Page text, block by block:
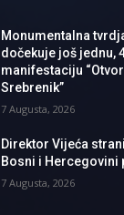
Monumentalna
dočekuje još jednu,
manifestaciju
Srebrenik”
7 Augusta, 2026
Direktor Vijeća
Bosni i
7 Augusta, 2026